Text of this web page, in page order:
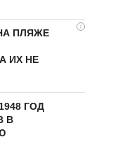
i
ПЛЯЖЕ
ИХ НЕ
ГОД
В